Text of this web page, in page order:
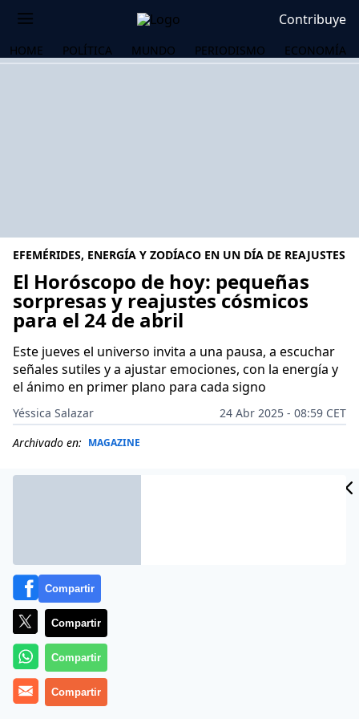
Contribuye
HOME POLÍTICA MUNDO PERIODISMO ECONOMÍA
EFEMÉRIDES, ENERGÍA Y ZODÍACO EN UN DÍA DE REAJUSTES
El Horóscopo de hoy: pequeñas
sorpresas y reajustes cósmicos
para el 24 de abril
Este jueves el universo invita a una pausa, a escuchar
señales sutiles y a ajustar emociones, con la energía y
el ánimo en primer plano para cada signo
Yéssica Salazar
24 Abr 2025 - 08:59 CET
Archivado en: MAGAZINE
Hoy, jueves 24 de abril de 2025
Compartir
Compartir
Compartir
Compartir